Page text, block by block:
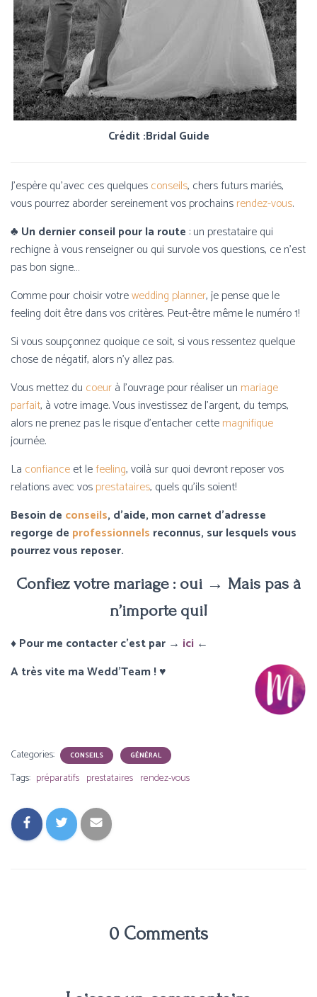
Crédit :Bridal Guide
J’espère qu’avec ces quelquesconseils, chers futurs mariés,
vous pourrez aborder sereinement vos prochainsrendez-vous.
♣ Un dernier conseil pour la route : un prestataire qui
rechigne à vous renseigner ou qui survole vos questions, ce n’est
pas bon signe…
Comme pour choisir votrewedding planner, je pense que le
feeling doit être dans vos critères. Peut-être même le numéro 1!
Si vous soupçonnez quoique ce soit, si vous ressentez quelque
chose de négatif, alors n’y allez pas.
Vous mettez du coeurà l’ouvrage pour réaliser un mariage
parfait, à votre image. Vous investissez de l’argent, du temps,
alors ne prenez pas le risque d’entacher cettemagnifique
journée.
La confianceet lefeeling, voilà sur quoi devront reposer vos
relations avec vosprestataires, quels qu’ils soient!
Besoin de conseils, d’aide, mon carnet d’adresse
regorge de professionnels reconnus, sur lesquels vous
pourrez vous reposer.
Confiez votre mariage : oui → Mais pas à
n’importe qui!
♦ Pour me contacter c’est par → ici ←
A très vite ma Wedd’Team !♥
Categories: CONSEILS GÉNÉRAL
Tags: préparatifs prestataires rendez-vous
0 Comments